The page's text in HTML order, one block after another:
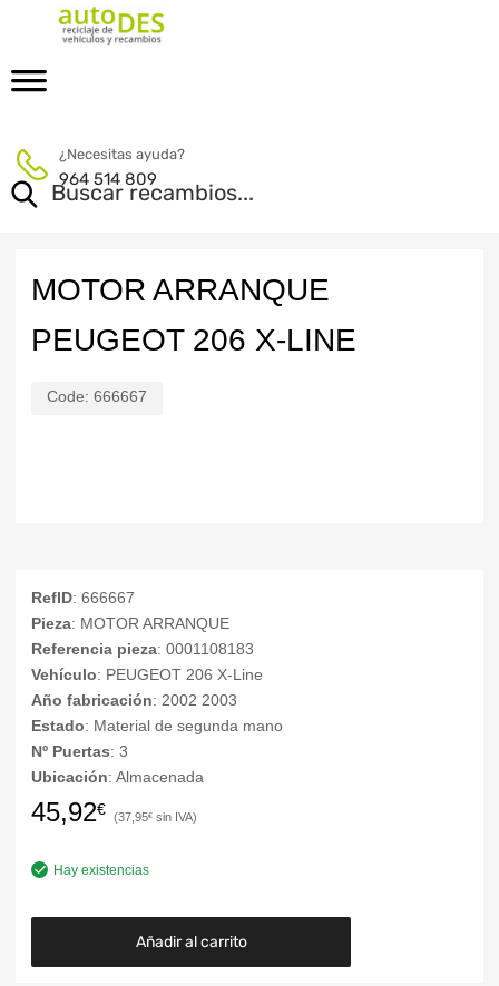
¿Necesitas ayuda?
964 514 809
MOTOR ARRANQUE
PEUGEOT 206 X-LINE
Code: 666667
RefID: 666667
Pieza: MOTOR ARRANQUE
Referencia pieza: 0001108183
Vehículo: PEUGEOT 206 X-Line
Año fabricación: 2002 2003
Estado: Material de segunda mano
Nº Puertas: 3
Ubicación: Almacenada
45,92€ 37,95€
Hay existencias
Añadir al carrito